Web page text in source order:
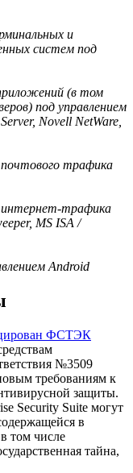
и
систем под
(в том
под управлением
Novell NetWare,
трафика
интернет-трафика
MS ISA /
Android
ФСТЭК
№3509
требованиям к
защиты.
Security Suite могут
в
том числе
тайна,